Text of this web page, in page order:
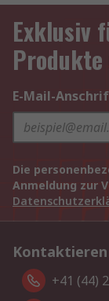
Exklusiv
Produkte
E-Mail-
Die
Anmeldung zur
Kontaktieren
+41 (44)